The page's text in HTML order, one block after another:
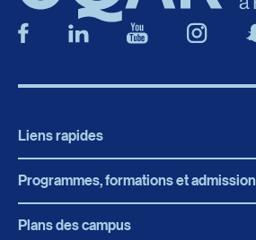
Liens rapides
Actualités
Bibliothèque
Programmes, formations et admission
Programmes, formations et admission
Plans des campus